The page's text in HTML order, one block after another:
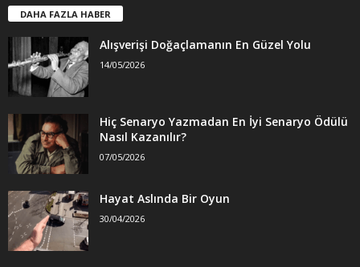
DAHA FAZLA HABER
Alışverişi Doğaçlamanın En Güzel Yolu
14/05/2026
Hiç Senaryo Yazmadan En İyi Senaryo Ödülü
Nasıl Kazanılır?
07/05/2026
Hayat Aslında Bir Oyun
30/04/2026